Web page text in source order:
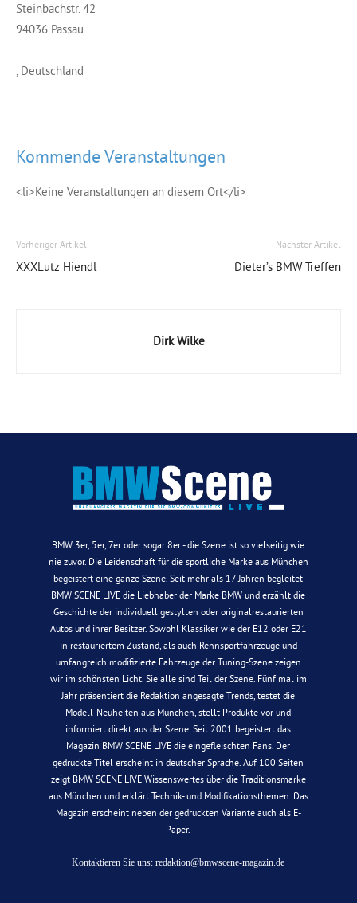
Steinbachstr. 42
94036 Passau
, Deutschland
Kommende Veranstaltungen
<li>Keine Veranstaltungen an diesem Ort</li>
Vorheriger Artikel
XXXLutz Hiendl
Nächster Artikel
Dieter’s BMW Treffen
Dirk Wilke
BMW 3er, 5er, 7er oder sogar 8er - die Szene ist so vielseitig wie
nie zuvor. Die Leidenschaft für die sportliche Marke aus München
begeistert eine ganze Szene. Seit mehr als 17 Jahren begleitet
BMW SCENE LIVE die Liebhaber der Marke BMW und erzählt die
Geschichte der individuell gestylten oder originalrestaurierten
Autos und ihrer Besitzer. Sowohl Klassiker wie der E12 oder E21
in restauriertem Zustand, als auch Rennsportfahrzeuge und
umfangreich modifizierte Fahrzeuge der Tuning-Szene zeigen
wir im schönsten Licht. Sie alle sind Teil der Szene. Fünf mal im
Jahr präsentiert die Redaktion angesagte Trends, testet die
Modell-Neuheiten aus München, stellt Produkte vor und
informiert direkt aus der Szene. Seit 2001 begeistert das
Magazin BMW SCENE LIVE die eingefleischten Fans. Der
gedruckte Titel erscheint in deutscher Sprache. Auf 100 Seiten
zeigt BMW SCENE LIVE Wissenswertes über die Traditionsmarke
aus München und erklärt Technik- und Modifikationsthemen. Das
Magazin erscheint neben der gedruckten Variante auch als E-
Paper.
Kontaktieren Sie uns:redaktion@bmwscene-magazin.de